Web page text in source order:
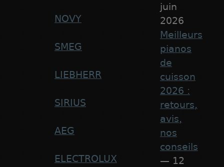
NOVY
SMEG
LIEBHERR
SIRIUS
AEG
ELECTROLUX
juin
2026
Meilleurs
pianos
de
cuisson
2026 :
retours,
avis,
nos
conseils
— 12